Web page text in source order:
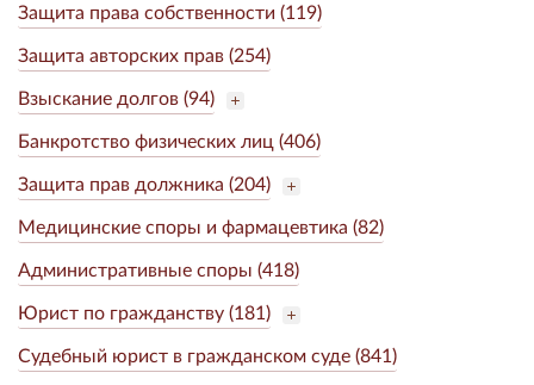
Защита права собственности (119)
Защита авторских прав (254)
Взыскание долгов (94)
Банкротство физических лиц (406)
Защита прав должника (204)
Медицинские споры и фармацевтика (82)
Административные споры (418)
Юрист по гражданству (181)
Судебный юрист в гражданском суде (841)